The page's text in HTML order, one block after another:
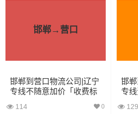
9.6米货车 58立方 18
13米货车 80立方
其他货主物流经验分享
已发过邢台到营口物流专线的货主
邯郸→营口
邯郸到营口物流公司|辽宁
专线不随意加价「收费标
114 0
邯
专
129